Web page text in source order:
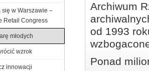
Archiwum
od 1993
Ponad
w Warszawie –
Retail Congress
młodych
wzrok
innowacji